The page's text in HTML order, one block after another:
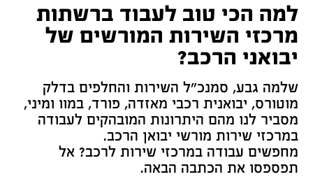
למה הכי טוב לעבוד ברשתות
מרכזי השירות המורשים של
יבואני הרכב?
שלמה גבע, סמנכ”ל השירות והחלפים בדלק
מוטורס, יבואנית רכבי מאזדה, פורד, במוו ומיני,
מסביר לנו מהם היתרונות המובהקים לעבודה
במרכזי שירות מורשי יבואן הרכב.
מחפשים עבודה במרכזי שירות לרכב? אל
תפספסו את הכתבה הבאה.